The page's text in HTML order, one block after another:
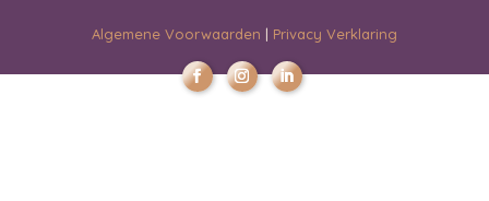
Algemene Voorwaarden | Privacy Verklaring